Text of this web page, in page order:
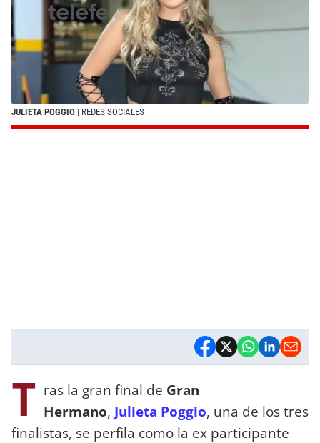
JULIETA POGGIO | REDES SOCIALES
T ras la gran final de Gran
Hermano, Julieta Poggio, una de los tres
finalistas, se perfila como la ex participante